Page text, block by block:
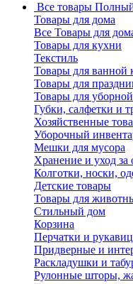
Все товары Полный
Товары для дома
Все Товары для
Товары для кухни
Текстиль
Товары для ванной
Товары для
Товары для уборной
Губки, салфетки и
Хозяйственные
Уборочный
Мешки для мусора
Хранение и уход
Колготки, носки,
Детские товары
Товары для
Стильный дом
Корзина
Перчатки и
Придверные и
Раскладушки и
Рулонные шторы,